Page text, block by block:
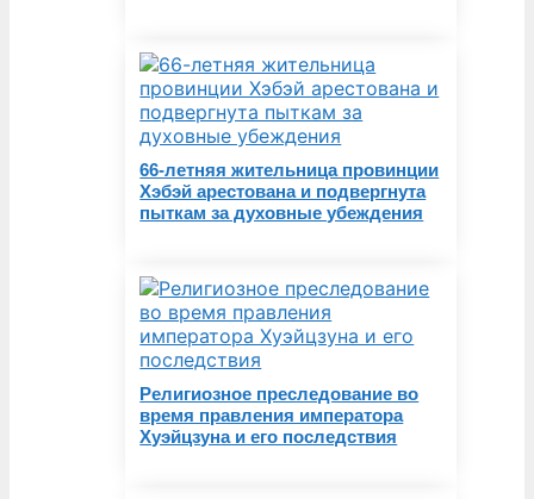
66-летняя жительница провинции
Хэбэй арестована и подвергнута
пыткам за духовные убеждения
Религиозное преследование во
время правления императора
Хуэйцзуна и его последствия